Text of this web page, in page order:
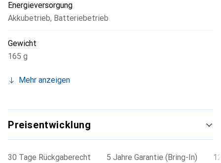
Energieversorgung
Akkubetrieb, Batteriebetrieb
Gewicht
165 g
Mehr anzeigen
Preisentwicklung
30 Tage Rückgaberecht
5 Jahre Garantie (Bring-In)